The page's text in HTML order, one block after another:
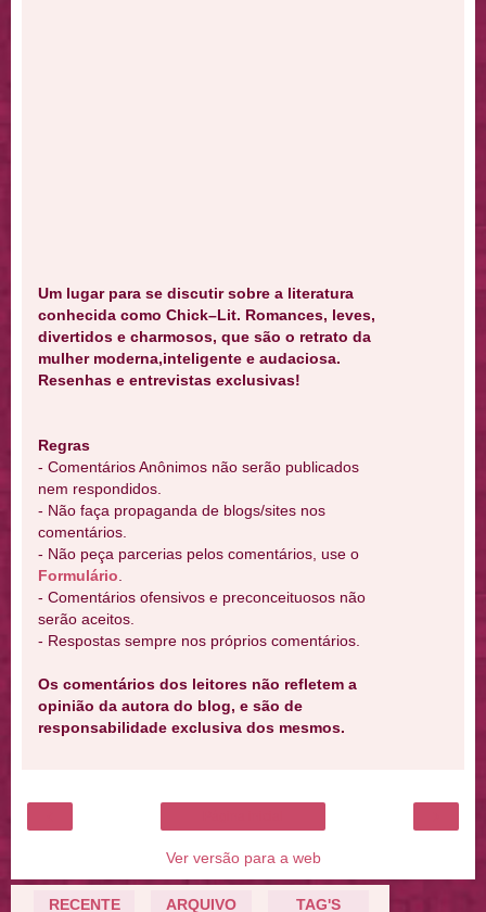
Um lugar para se discutir sobre a literatura
conhecida como Chick–Lit. Romances, leves,
divertidos e charmosos, que são o retrato da
mulher moderna,inteligente e audaciosa.
Resenhas e entrevistas exclusivas!
Regras
- Comentários Anônimos não serão publicados
nem respondidos.
- Não faça propaganda de blogs/sites nos
comentários.
- Não peça parcerias pelos comentários, use o
Formulário
- Comentários ofensivos e preconceituosos não
serão aceitos.
- Respostas sempre nos próprios comentários.
Os comentários dos leitores não refletem a
opinião da autora do blog, e são de
responsabilidade exclusiva dos mesmos.
Ver versão para a web
RECENTE ARQUIVO TAG'S